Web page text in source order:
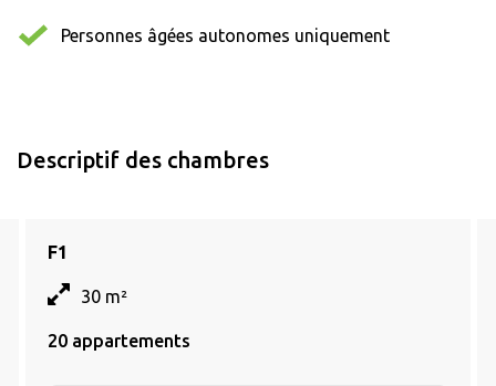
Personnes âgées autonomes uniquement
Descriptif des chambres
F1
30 m²
20 appartements